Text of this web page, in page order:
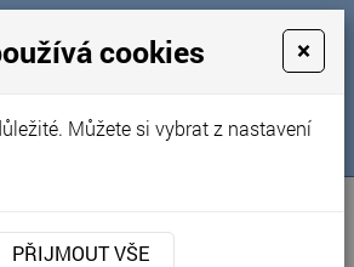
podmínky
Kontakty
Sledujte nás na FB
cookies ×
Můžete si vybrat z nastavení
PŘIJMOUT VŠE